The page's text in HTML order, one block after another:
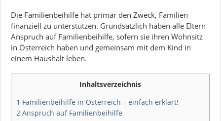
Die Familienbeihilfe hat primär den Zweck, Familien
finanziell zu unterstützen. Grundsätzlich haben alle Eltern
Anspruch auf Familienbeihilfe, sofern sie ihren Wohnsitz
in Österreich haben und gemeinsam mit dem Kind in
einem Haushalt leben.
Inhaltsverzeichnis
1 Familienbeihilfe in Österreich – einfach erklärt!
2 Anspruch auf Familienbeihilfe